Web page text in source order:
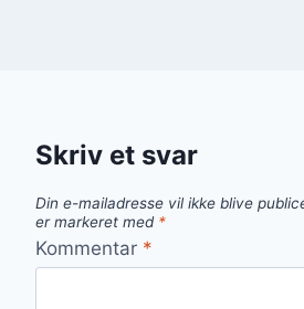
Skriv et svar
Din e-mailadresse vil ikke blive
er markeret med *
Kommentar *